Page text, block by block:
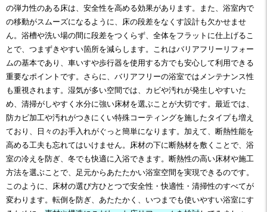
の弾力性のある床は、安全性を高める効果があります。また、浴室内で
の移動がスムーズになるように、床の段差をなくす設計も欠かせませ
ん。浴槽や洗い場の間に段差をつくらず、全体をフラットに仕上げるこ
とで、つまずきやすい箇所を減らします。これはバリアフリーリフォー
ムの基本であり、車いすや歩行器を使用する方でも安心して利用できる
重要なポイントです。さらに、バリアフリーの浴室ではメンテナンス性
も重視されます。湿気が多い空間では、カビや汚れが発生しやすいた
め、清掃がしやすく水分に強い床材を選ぶことが大切です。最近では、
防カビ加工や汚れがつきにくい特殊コーティングを施したタイプも増え
ており、日々のお手入れがぐっと簡単になります。加えて、断熱性能を
高める工夫も忘れてはいけません。床材の下に断熱材を敷くことで、浴
室の冷えを防ぎ、冬でも快適に入浴できます。断熱性の高い床材や施工
方法を選ぶことで、足元からあたたかい浴室空間を実現できるのです。
このように、床材の選び方ひとつで安全性・快適性・清掃性のすべてが
変わります。転倒を防ぎ、あたたかく、いつまでも使いやすい浴室にす